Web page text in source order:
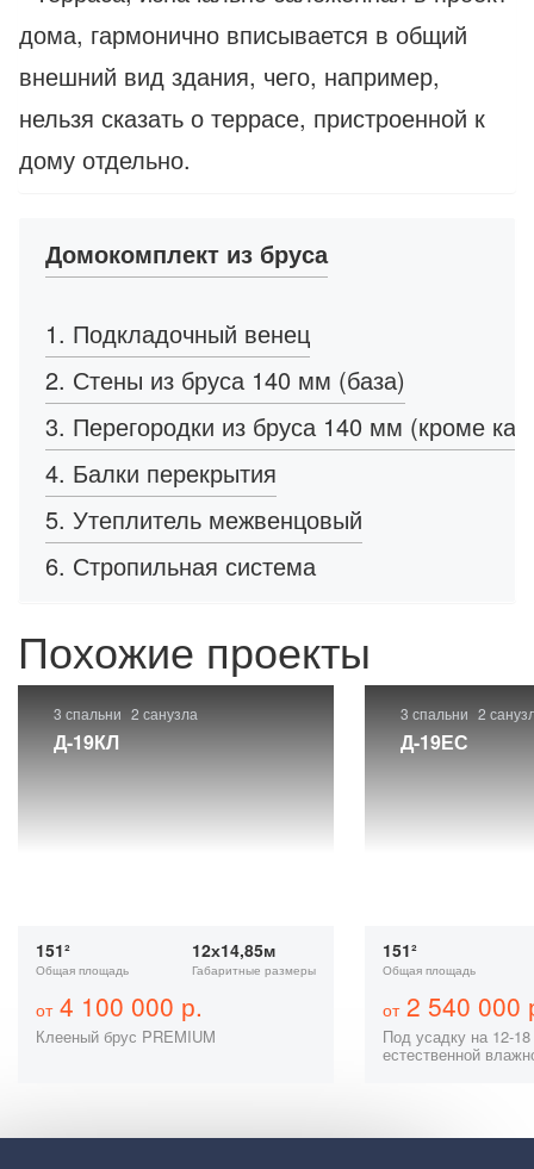
дома, гармонично вписывается в общий
внешний вид здания, чего, например,
нельзя сказать о террасе, пристроенной к
дому отдельно.
Домокомплект из бруса
1. Подкладочный венец
2. Стены из бруса 140 мм (база)
3. Перегородки из бруса 140 мм (кроме
4. Балки перекрытия
5. Утеплитель межвенцовый
6. Стропильная система
Похожие проекты
3 спальни 2 санузла
Д-19КЛ
151²
Общая площадь
12х14,85м
Габаритные размеры
от4 100 000 р.
Клееный брус PREMIUM
3 спальни 2
Д-19ЕС
151²
Общая площадь
от2 540 000
Под усадку на 12-
естественной